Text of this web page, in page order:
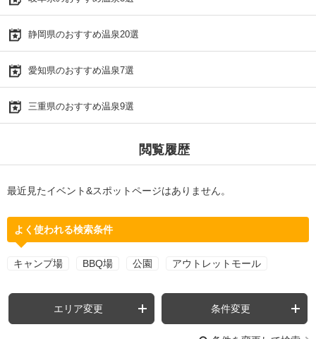
静岡県のおすすめ温泉20選
愛知県のおすすめ温泉7選
三重県のおすすめ温泉9選
閲覧履歴
最近見たイベント&スポットページはありません。
よく使われる検索条件
キャンプ場 BBQ場 公園 アウトレットモール
エリア変更 条件変更